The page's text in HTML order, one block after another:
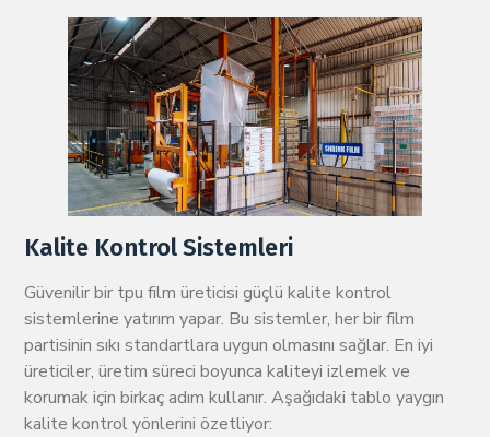
Kalite Kontrol Sistemleri
Güvenilir bir tpu film üreticisi güçlü kalite kontrol
sistemlerine yatırım yapar. Bu sistemler, her bir film
partisinin sıkı standartlara uygun olmasını sağlar. En iyi
üreticiler, üretim süreci boyunca kaliteyi izlemek ve
korumak için birkaç adım kullanır. Aşağıdaki tablo yaygın
kalite kontrol yönlerini özetliyor: